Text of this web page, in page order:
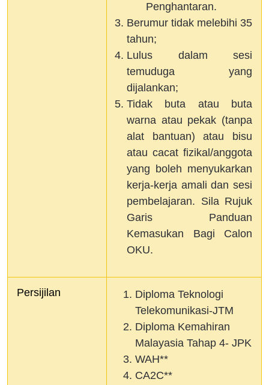
Penghantaran.
Berumur tidak melebihi 35
tahun;
Lulus dalam sesi
temuduga yang
dijalankan;
Tidak buta atau buta
warna atau pekak (tanpa
alat bantuan) atau bisu
atau cacat fizikal/anggota
yang boleh menyukarkan
kerja-kerja amali dan sesi
pembelajaran. Sila Rujuk
Garis Panduan
Kemasukan Bagi Calon
OKU.
Persijilan
Diploma Teknologi
Telekomunikasi-JTM
Diploma Kemahiran
Malayasia Tahap 4- JPK
WAH**
CA2C**